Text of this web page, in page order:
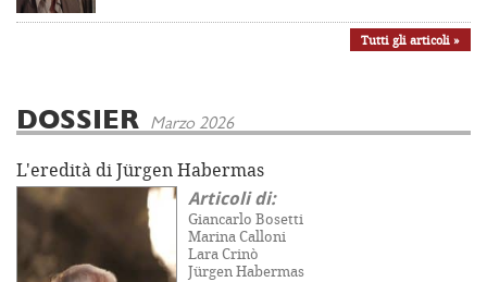
Tutti gli articoli »
DOSSIER Marzo 2026
L'eredità di Jürgen Habermas
Articoli di:
Giancarlo Bosetti
Marina Calloni
Lara Crinò
Jürgen Habermas